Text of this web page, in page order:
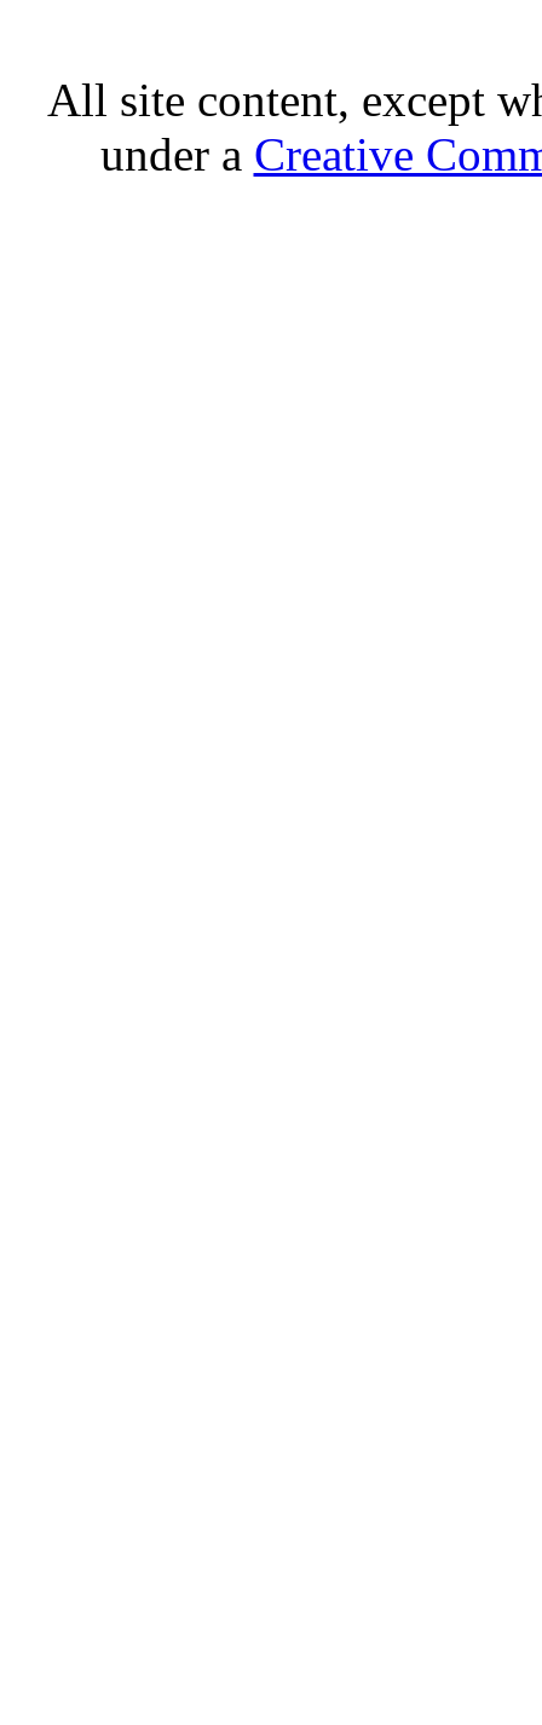
All site content, except
under a Creative